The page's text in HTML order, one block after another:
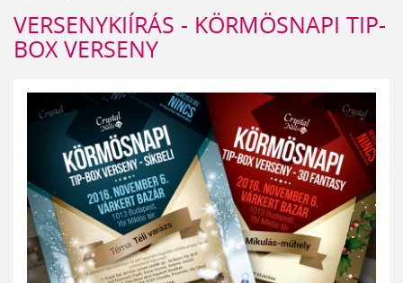
VERSENYKIÍRÁS - KÖRMÖSNAPI TIP-
BOX VERSENY